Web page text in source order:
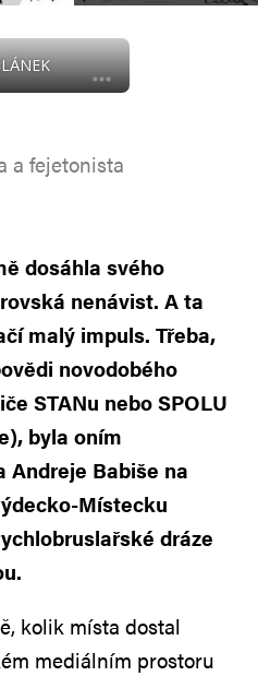
a fejetonista
dosáhla svého
nenávist. A ta
malý impuls. Třeba,
novodobého
STANu nebo SPOLU
byla oním
Andreje Babiše na
Místecku
dráze
kolik místa dostal
mediálním prostoru